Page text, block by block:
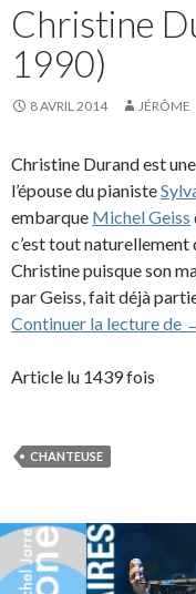
Christine
1990)
8 AVRIL 2014 JÉRÔME
Christine Durand est
l’épouse du pianiste
embarque Michel Geiss
c’est tout naturellement
Christine puisque son
par Geiss, fait déjà
Continuer la lecture de
Article lu 1439 fois
CHANTEUSE